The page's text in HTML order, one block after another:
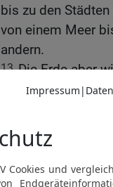
bis zu den
von einem Meer
andern.
13 Die Erde aber
schlimmen
Gebet um die
14 Sorge für dein
sind doch dein
kargem Boden,